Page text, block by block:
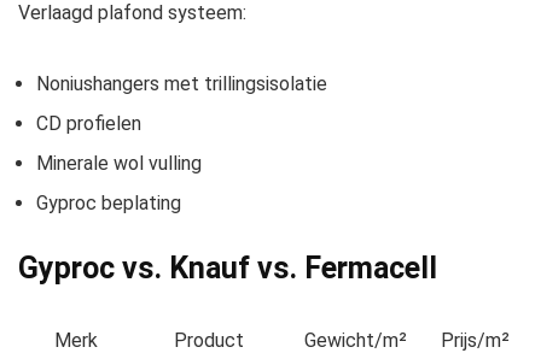
Verlaagd plafond systeem:
Noniushangers met trillingsisolatie
CD profielen
Minerale wol vulling
Gyproc beplating
Gyproc vs. Knauf vs. Fermacell
Merk Product Gewicht/m²
Prijs/m²